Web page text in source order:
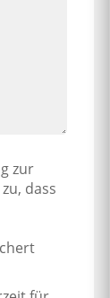
zur
dass